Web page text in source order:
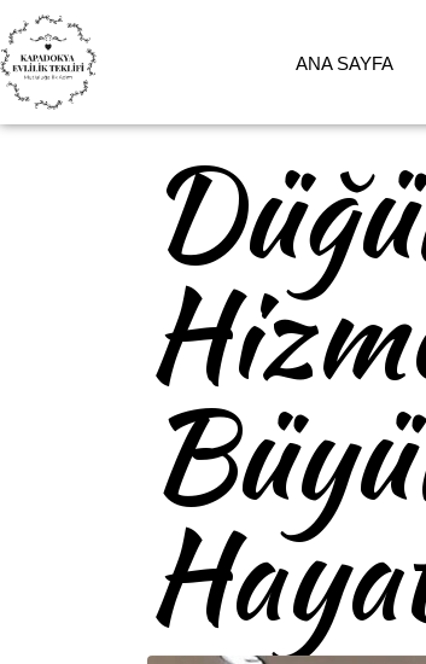
ANA SAYFA